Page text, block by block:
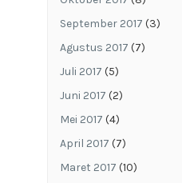
September 2017 (3)
Agustus 2017 (7)
Juli 2017 (5)
Juni 2017 (2)
Mei 2017 (4)
April 2017 (7)
Maret 2017 (10)